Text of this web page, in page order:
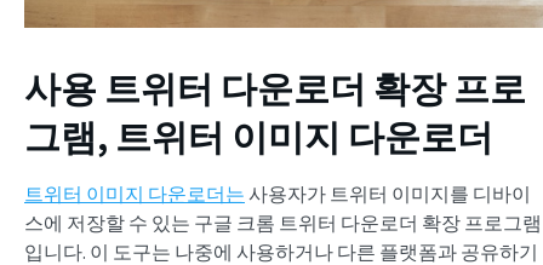
사용 트위터 다운로더 확장 프로
그램, 트위터 이미지 다운로더
트위터 이미지 다운로더는 사용자가 트위터 이미지를 디바이
스에 저장할 수 있는 구글 크롬 트위터 다운로더 확장 프로그램
입니다. 이 도구는 나중에 사용하거나 다른 플랫폼과 공유하기